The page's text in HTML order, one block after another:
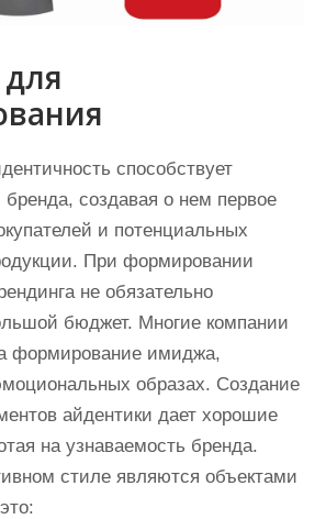
способствует
создавая о нем первое
и потенциальных
При формировании
не обязательно
бюджет. Многие компании
формирование имиджа,
образах. Создание
айдентики дает хорошие
на узнаваемость бренда.
стиле являются объектами